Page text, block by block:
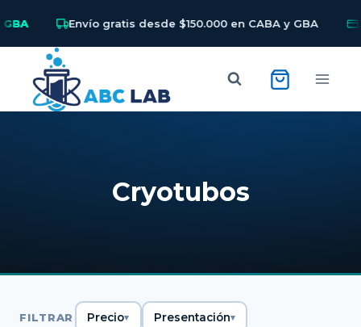
Envío gratis desde $150.000 en CABA y GBA 3
content
Cryotubos
FILTRAR Precio Presentación